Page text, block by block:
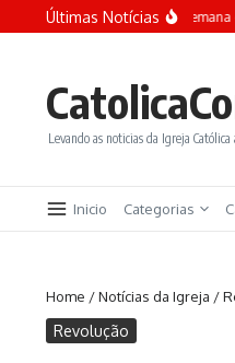
Ir para o conteúdo
Últimas Notícias
Terça-feira da 13ª semana
Levando as noticias da Igreja Católica
Inicio Categorias
Home /Notícias da Igreja /
Revolução